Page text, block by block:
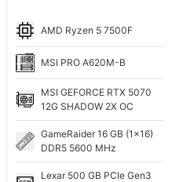
AMD Ryzen 5 7500F
MSI PRO A620M-B
MSI GEFORCE RTX 5070
12G SHADOW 2X OC
GameRaider 16 GB (1x16)
DDR5 5600 MHz
Lexar 500 GB PCIe Gen3